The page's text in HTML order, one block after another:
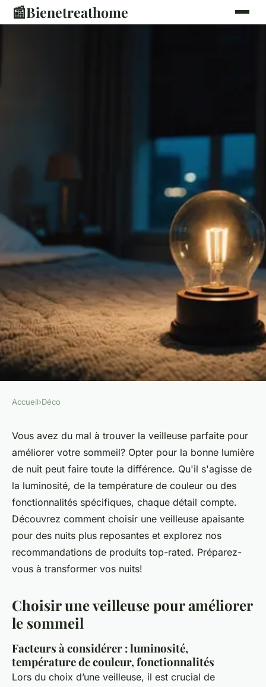
📰Bienetreathome
Veilleuse de nuit : choisissez
celle qui améliorera votre
sommeil
Anna•8 août 2024•3 min de lecture
Accueil›Déco
Vous avez du mal à trouver la veilleuse parfaite pour
améliorer votre sommeil? Opter pour la bonne lumière
de nuit peut faire toute la différence. Qu'il s'agisse de
la luminosité, de la température de couleur ou des
fonctionnalités spécifiques, chaque détail compte.
Découvrez comment choisir une veilleuse apaisante
pour des nuits plus reposantes et explorez nos
recommandations de produits top-rated. Préparez-
vous à transformer vos nuits!
Choisir une veilleuse pour améliorer
le sommeil
Facteurs à considérer : luminosité,
température de couleur, fonctionnalités
Lors du choix d’une veilleuse, il est crucial de